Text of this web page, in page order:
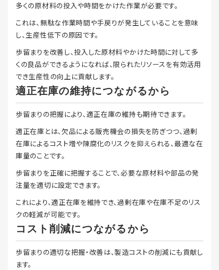
多くの原材料の投入や時間をかけた作業が必要です。
これは、無駄な作業時間や手戻りが発生していることを意味
し、生産性低下の原因です。
歩留まりを改善し、投入した原材料やかけた時間に対して多
くの良品ができるようになれば、限られたリソースを有効活用
でき生産性の向上に貢献します。
適正在庫の維持につながるから
歩留まりの把握により、適正在庫の維持も期待できます。
適正在庫とは、欠品による販売機会の損失を防ぎつつ、過剰
在庫によるコスト増や陳腐化のリスクを抑えられる、最適な在
庫量のことです。
歩留まりを正確に把握することで、必要な原材料や部品の発
注量を適切に設定できます。
これにより、適正在庫を維持でき、過剰在庫や在庫不足のリス
クの軽減が可能です。
コスト削減につながるから
歩留まりの適切な把握・改善は、製造コストの削減にも貢献し
ます。